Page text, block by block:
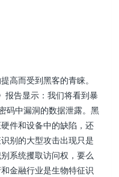
高而受到黑客的青睐。
报告显示：我们将看到暴
码中漏洞的数据泄露。黑
件和设备中的缺陷，还
别的大型攻击出现只是
系统攫取访问权，要么
金融行业是生物特征识